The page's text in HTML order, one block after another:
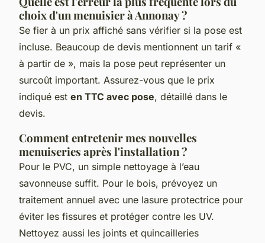
choix d'un menuisier à Annonay ?
Se fier à un prix affiché sans vérifier si la pose est
incluse. Beaucoup de devis mentionnent un tarif «
à partir de », mais la pose peut représenter un
surcoût important. Assurez-vous que le prix
indiqué est en TTC avec pose, détaillé dans le
devis.
Comment entretenir mes nouvelles
menuiseries après l'installation ?
Pour le PVC, un simple nettoyage à l’eau
savonneuse suffit. Pour le bois, prévoyez un
traitement annuel avec une lasure protectrice pour
éviter les fissures et protéger contre les UV.
Nettoyez aussi les joints et quincailleries